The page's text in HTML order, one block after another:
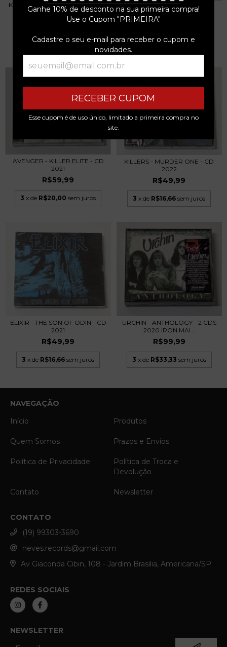
Ganhe 10% de desconto na sua primeira compra!
Use o Cupom "PRIMEIRA"
Cadastre o seu e-mail para receber o cupom e
novidades.
RECEBER CUPOM
Esse cupom é de uso único, limitado a primeira compra no
site.
KEN HENSLEY - PROUD WORDS
ON A DUSTY SHE...
R$59,99
x deR$20,00 sem juros
KEN HENSLEY - EAGER TO
PLEASE - CD 2024
3 x deR$20,00 sem juros
AVENGER - KILLER ELITE - CD
2021
R$59,99
3 x de R$20,00 sem juros
KILLERS - MURDER ONE - CD
2022
R$49,99
3 x de R$16,66 sem juros
ELIXIR - THE SON OF ODIN - CD
2021
R$49,99
3 x de R$16,66 sem juros
URCHIN - ANTHOLOGY - 2 CDS
2020 IRON MAI...
R$99,99
3 x de R$33,33 sem juros
NAVEGAÇÃO
Início
Produtos
Quem Somos Prazos e Envios
Política de Privacidade
Política de Troca e
Devolução
Contato Newsletter
CONTATO
(19) 99303-3690
neves.records@gmail.com
Av Giaconda Cibin, 108 - Jardim Brasilia, Americana/SP
REDES SOCIAIS
NEWSLETTER